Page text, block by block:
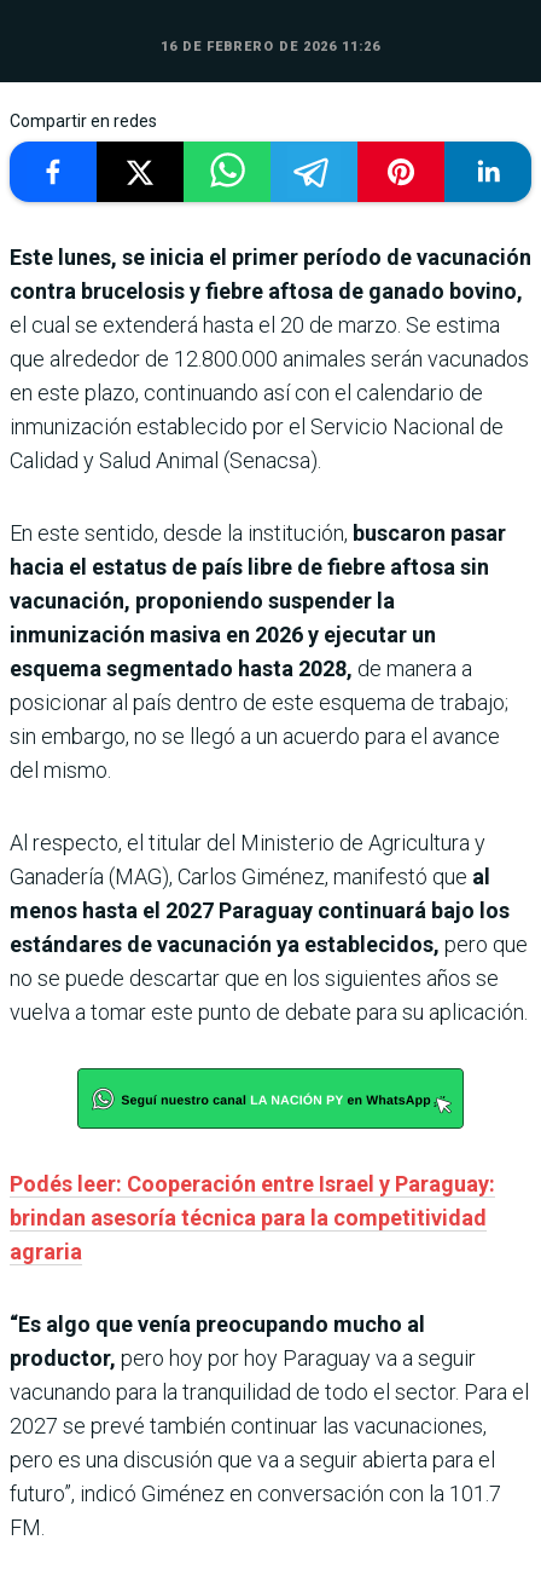
16 DE FEBRERO DE 2026 11:26
Compartir en redes
Este lunes, se inicia el primer período de vacunación
contra brucelosis y fiebre aftosa de ganado bovino,
el cual se extenderá hasta el 20 de marzo. Se estima
que alrededor de 12.800.000 animales serán vacunados
en este plazo, continuando así con el calendario de
inmunización establecido por el Servicio Nacional de
Calidad y Salud Animal (Senacsa).
En este sentido, desde la institución, buscaron pasar
hacia el estatus de país libre de fiebre aftosa sin
vacunación, proponiendo suspender la
inmunización masiva en 2026 y ejecutar un
esquema segmentado hasta 2028, de manera a
posicionar al país dentro de este esquema de trabajo;
sin embargo, no se llegó a un acuerdo para el avance
del mismo.
Al respecto, el titular del Ministerio de Agricultura y
Ganadería (MAG), Carlos Giménez, manifestó que al
menos hasta el 2027 Paraguay continuará bajo los
estándares de vacunación ya establecidos, pero que
no se puede descartar que en los siguientes años se
vuelva a tomar este punto de debate para su aplicación.
Podés leer: Cooperación entre Israel y Paraguay:
brindan asesoría técnica para la competitividad
agraria
“Es algo que venía preocupando mucho al
productor, pero hoy por hoy Paraguay va a seguir
vacunando para la tranquilidad de todo el sector. Para el
2027 se prevé también continuar las vacunaciones,
pero es una discusión que va a seguir abierta para el
futuro”, indicó Giménez en conversación con la 101.7
FM.